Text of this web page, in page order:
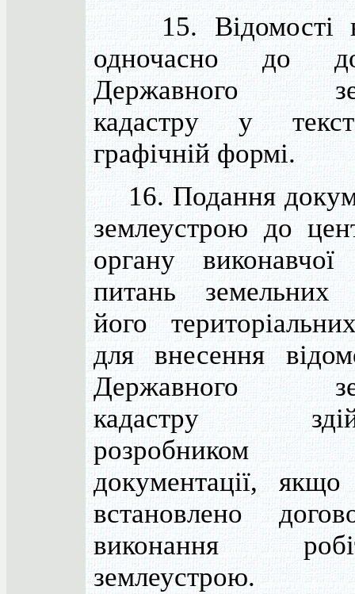
15. Відомості
одночасно до
Державного
кадастру у
графічній формі.
16. Подання
землеустрою до
органу
питань земельних
його
для внесення
Державного
кадастру
розробником
документації,
встановлено
виконання
землеустрою.